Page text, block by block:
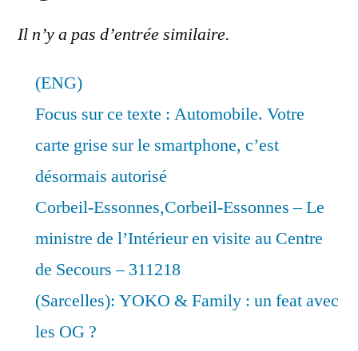
Il n’y a pas d’entrée similaire.
(ENG)
Focus sur ce texte : Automobile. Votre
carte grise sur le smartphone, c’est
désormais autorisé
Corbeil-Essonnes,Corbeil-Essonnes – Le
ministre de l’Intérieur en visite au Centre
de Secours – 311218
(Sarcelles): YOKO & Family : un feat avec
les OG ?